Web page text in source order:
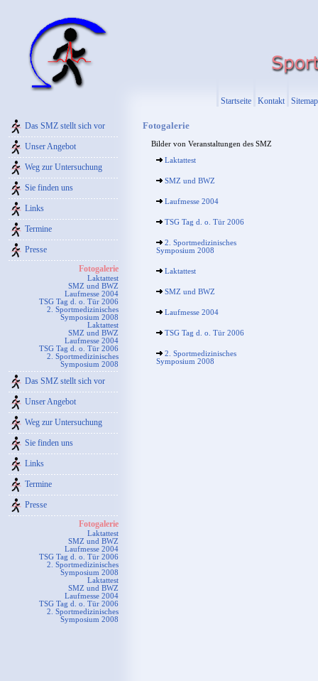
Startseite Kontakt Sitemap
Das SMZ stellt sich vor
Unser Angebot
Weg zur Untersuchung
Sie finden uns
Links
Termine
Presse
Fotogalerie
Laktattest
SMZ und BWZ
Laufmesse 2004
TSG Tag d. o. Tür 2006
2. Sportmedizinisches
Symposium 2008
Laktattest
SMZ und BWZ
Laufmesse 2004
TSG Tag d. o. Tür 2006
2. Sportmedizinisches
Symposium 2008
Das SMZ stellt sich vor
Unser Angebot
Weg zur Untersuchung
Sie finden uns
Links
Termine
Presse
Fotogalerie
Laktattest
SMZ und BWZ
Laufmesse 2004
TSG Tag d. o. Tür 2006
2. Sportmedizinisches
Symposium 2008
Laktattest
SMZ und BWZ
Laufmesse 2004
TSG Tag d. o. Tür 2006
2. Sportmedizinisches
Symposium 2008
Fotogalerie
Bilder von Veranstaltungen des SMZ
Laktattest
SMZ und BWZ
Laufmesse 2004
TSG Tag d. o. Tür 2006
2. Sportmedizinisches
Symposium 2008
Laktattest
SMZ und BWZ
Laufmesse 2004
TSG Tag d. o. Tür 2006
2. Sportmedizinisches
Symposium 2008